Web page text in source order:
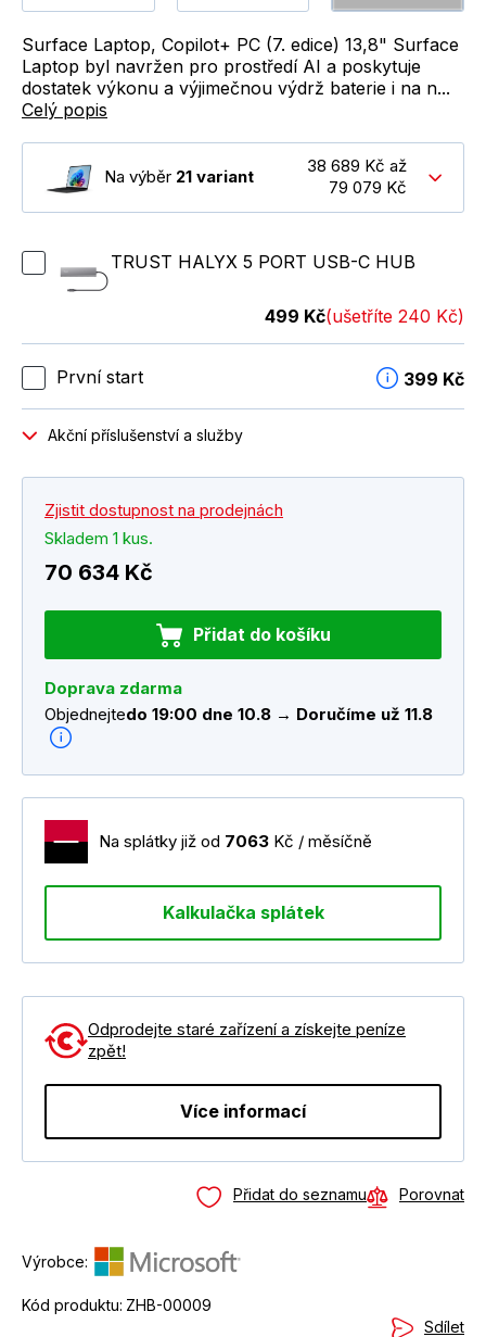
Surface Laptop, Copilot+ PC (7. edice) 13,8" Surface
Laptop byl navržen pro prostředí AI a poskytuje
dostatek výkonu a výjimečnou výdrž baterie i na n...
Celý popis
Na výběr 21 variant
38 689 Kč až
79 079 Kč
TRUST HALYX 5 PORT USB-C HUB
499 Kč(ušetříte 240 Kč)
První start 399 Kč
Akční příslušenství a služby
Zjistit dostupnost na prodejnách
Skladem 1 kus.
70 634 Kč
Přidat do košíku
Doprava zdarma
Objednejtedo 19:00 dne 10.8 → Doručíme už 11.8
Na splátky již od 7063 Kč / měsíčně
Kalkulačka splátek
Odprodejte staré zařízení a získejte peníze
zpět!
Více informací
Přidat do seznamu Porovnat
Výrobce:
Kód produktu: ZHB-00009
Sdílet